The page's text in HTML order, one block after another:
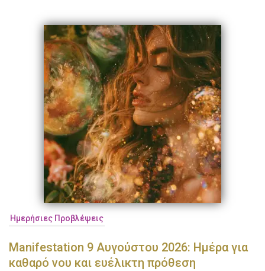
Ημερήσιες Προβλέψεις
Manifestation 9 Αυγούστου 2026: Ημέρα για
καθαρό νου και ευέλικτη πρόθεση